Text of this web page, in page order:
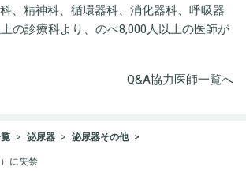
、精神科、循環器科、消化器科、呼吸器
の診療科より、のべ8,000人以上の医師が
Q&A協力医師一覧へ
泌尿器 泌尿器その他
に失禁